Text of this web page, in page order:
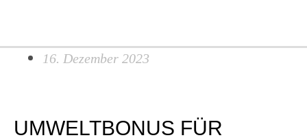
16. Dezember 2023
UMWELTBONUS FÜR